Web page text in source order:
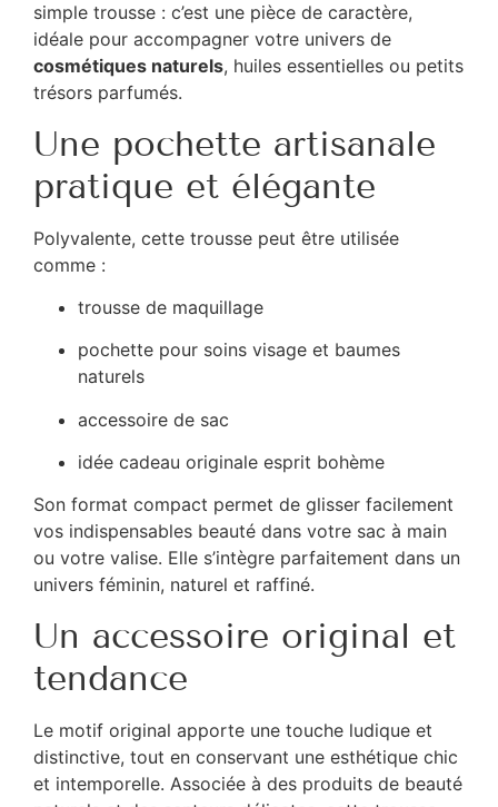
simple trousse : c’est une pièce de caractère,
idéale pour accompagner votre univers de
cosmétiques naturels, huiles essentielles ou petits
trésors parfumés.
Une pochette artisanale
pratique et élégante
Polyvalente, cette trousse peut être utilisée
comme :
trousse de maquillage
pochette pour soins visage et baumes
naturels
accessoire de sac
idée cadeau originale esprit bohème
Son format compact permet de glisser facilement
vos indispensables beauté dans votre sac à main
ou votre valise. Elle s’intègre parfaitement dans un
univers féminin, naturel et raffiné.
Un accessoire original et
tendance
Le motif original apporte une touche ludique et
distinctive, tout en conservant une esthétique chic
et intemporelle. Associée à des produits de beauté